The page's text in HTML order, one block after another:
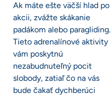
Ak máte ešte väčší hlad po
akcii, zvážte skákanie
padákom alebo paragliding.
Tieto adrenalínové aktivity
vám poskytnú
nezabudnuteľný pocit
slobody, zatiaľ čo na vás
bude čakať dychberúci